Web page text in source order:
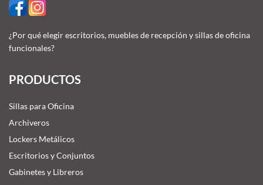
¿Por qué elegir escritorios, muebles de recepción y sillas de oficina
funcionales?
PRODUCTOS
Sillas para Oficina
Archiveros
Lockers Metálicos
Escritorios y Conjuntos
Gabinetes y Libreros